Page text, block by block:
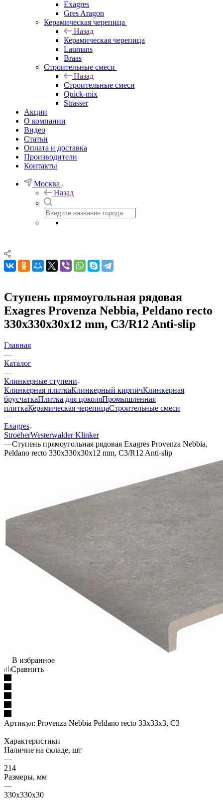
Exagres
Gres Aragon
Керамическая черепица
Назад
Керамическая черепица
Laumans
Braas
Строительные смеси
Назад
Строительные смеси
Quick-mix
Strasser
Акции
О компании
Видео
Статьи
Оплата и доставка
Производители
Контакты
Москва
Назад
Ступень прямоугольная рядовая
Exagres Provenza Nebbia, Peldano recto
330x330x30x12 mm, C3/R12 Anti-slip
Главная
—
Каталог
—
Клинкерные ступени
Клинкерная плиткаКлинкерный кирпичКлинкерная
брусчаткаПлитка для цоколяПромышленная
плиткаКерамическая черепицаСтроительные смеси
—
Exagres
StroeherWesterwalder Klinker
—Ступень прямоугольная рядовая Exagres Provenza Nebbia,
Peldano recto 330x330x30x12 mm, C3/R12 Anti-slip
В избранное
Сравнить
Артикул: Provenza Nebbia Peldano recto 33x33x3, C3
Характеристики
Наличие на складе, шт
—
214
Размеры, мм
—
330x330x30